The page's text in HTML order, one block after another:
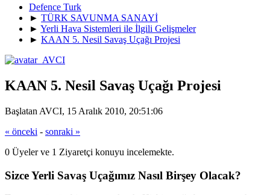
Defence Turk
► TÜRK SAVUNMA SANAYİ
► Yerli Hava Sistemleri ile İlgili Gelişmeler
► KAAN 5. Nesil Savaş Uçağı Projesi
KAAN 5. Nesil Savaş Uçağı Projesi
Başlatan AVCI, 15 Aralık 2010, 20:51:06
« önceki - sonraki »
0 Üyeler ve 1 Ziyaretçi konuyu incelemekte.
Sizce Yerli Savaş Uçağımız Nasıl Birşey Olacak?